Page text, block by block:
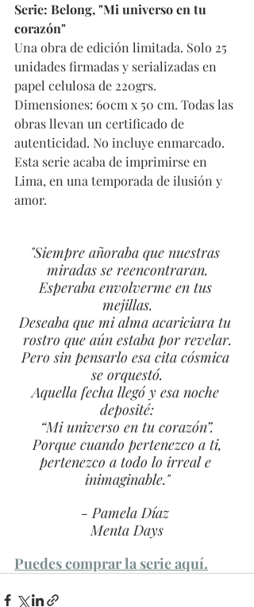
Serie: Belong, "Mi universo en tu
corazón"
Una obra de edición limitada. Solo 25
unidades firmadas y serializadas en
papel celulosa de 220grs.
Dimensiones: 60cm x 50 cm. Todas las
obras llevan un certificado de
autenticidad. No incluye enmarcado.
Esta serie acaba de imprimirse en
Lima, en una temporada de ilusión y
amor.
"Siempre añoraba que nuestras
miradas se reencontraran.
Esperaba envolverme en tus
mejillas.
Deseaba que mi alma acariciara tu
rostro que aún estaba por revelar.
Pero sin pensarlo esa cita cósmica
se orquestó.
Aquella fecha llegó y esa noche
deposité:
“Mi universo en tu corazón”.
Porque cuando pertenezco a ti,
pertenezco a todo lo irreal e
inimaginable."
- Pamela Díaz
Menta Days
Puedes comprar la serie aquí.